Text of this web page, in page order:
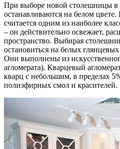
При выборе новой столешницы
останавливаются на белом
считается одним из наиболее
– он действительно освежает,
пространство. Выбирая
остановиться на белых
Они выполнены из
агломерата). Кварцевый
кварц с небольшим, в пределах
полиэфирных смол и красителей.